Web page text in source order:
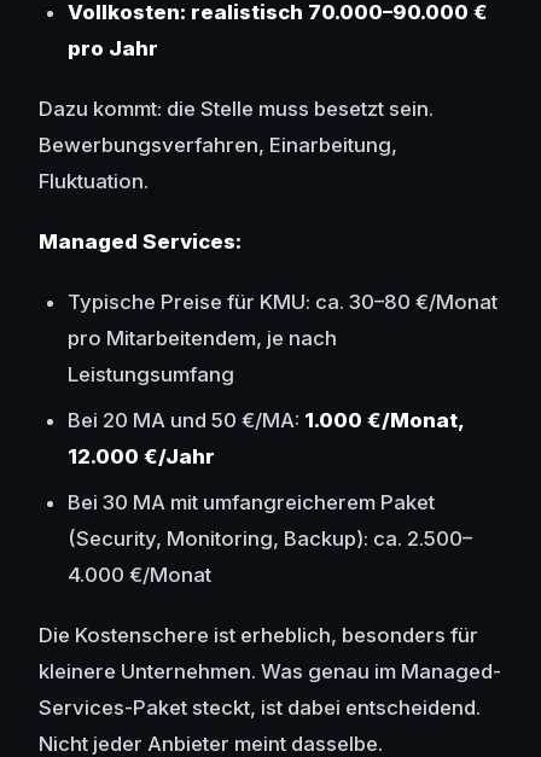
Vollkosten: realistisch 70.000–90.000 €
pro Jahr
Dazu kommt: die Stelle muss besetzt sein.
Bewerbungsverfahren, Einarbeitung,
Fluktuation.
Managed Services:
Typische Preise für KMU: ca. 30–80 €/Monat
pro Mitarbeitendem, je nach
Leistungsumfang
Bei 20 MA und 50 €/MA: 1.000 €/Monat,
12.000 €/Jahr
Bei 30 MA mit umfangreicherem Paket
(Security, Monitoring, Backup): ca. 2.500–
4.000 €/Monat
Die Kostenschere ist erheblich, besonders für
kleinere Unternehmen. Was genau im Managed-
Services-Paket steckt, ist dabei entscheidend.
Nicht jeder Anbieter meint dasselbe.